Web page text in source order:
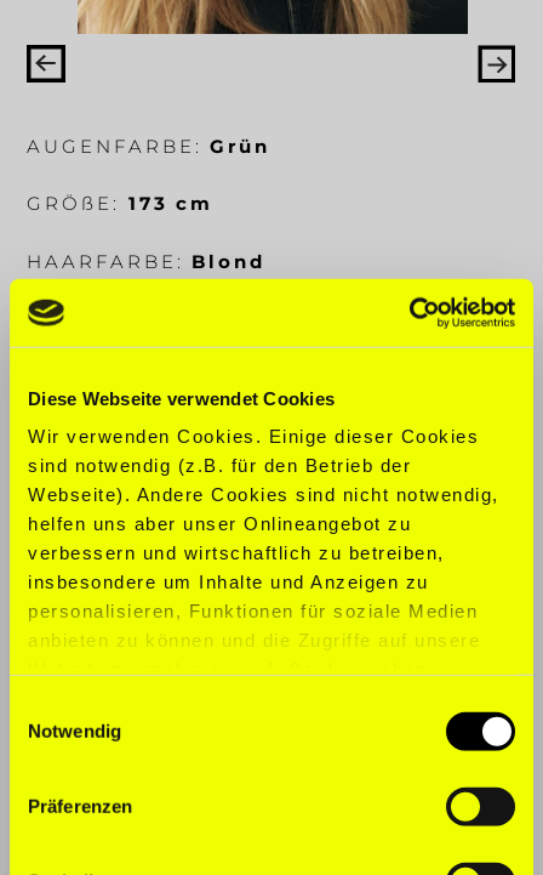
Diese Webseite verwendet Cookies
Wir verwenden Cookies. Einige dieser Cookies
sind notwendig (z.B. für den Betrieb der
Webseite). Andere Cookies sind nicht notwendig,
helfen uns aber unser Onlineangebot zu
verbessern und wirtschaftlich zu betreiben,
insbesondere um Inhalte und Anzeigen zu
personalisieren, Funktionen für soziale Medien
anbieten zu können und die Zugriffe auf unsere
Website an unsere Partner für soziale Medien,
Werbung und Analysen weiter. Unsere Partner
führen diese Informationen möglicherweise mit
weiteren Daten zusammen, die Sie ihnen
Notwendig
Präferenzen
AUGENFARBE:Grün
GRÖ ß E: 173 cm
HAARFARBE: Blond
KÖRPERMA
SCHUHGRÖßE:42
SPORTARTEN: Fitness, Reiten, Laufen,
Schwimmen, Tennis, Gewichtheben
SPRACHEN:Englisch, Deutsch